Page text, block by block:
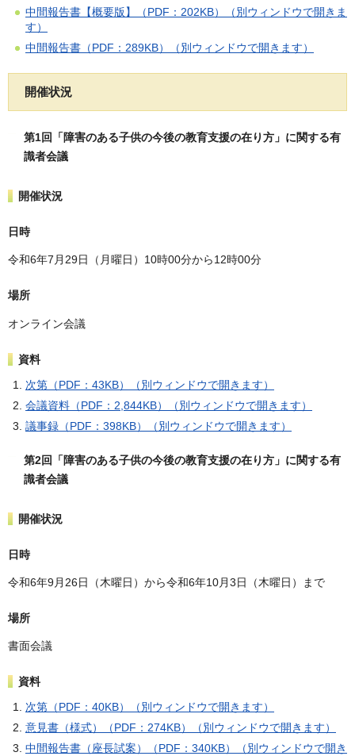
中間報告書【概要版】（PDF：202KB）（別ウィンドウで開きま
す）
中間報告書（PDF：289KB）（別ウィンドウで開きます）
開催状況
第1回「障害のある子供の今後の教育支援の在り方」に関する有
識者会議
開催状況
日時
令和6年7月29日（月曜日）10時00分から12時00分
場所
オンライン会議
資料
次第（PDF：43KB）（別ウィンドウで開きます）
会議資料（PDF：2,844KB）（別ウィンドウで開きます）
議事録（PDF：398KB）（別ウィンドウで開きます）
第2回「障害のある子供の今後の教育支援の在り方」に関する有
識者会議
開催状況
日時
令和6年9月26日（木曜日）から令和6年10月3日（木曜日）まで
場所
書面会議
資料
次第（PDF：40KB）（別ウィンドウで開きます）
意見書（様式）（PDF：274KB）（別ウィンドウで開きます）
中間報告書（座長試案）（PDF：340KB）（別ウィンドウで開き